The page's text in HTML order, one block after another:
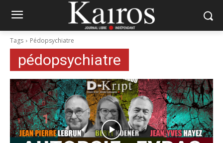
Tags Pédopsychiatre
pédopsychiatre